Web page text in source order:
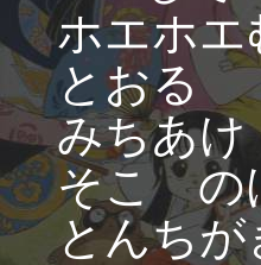
ホエホエ
とおる
みちあけ
そこ の
とんちが